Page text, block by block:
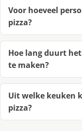
Voor hoeveel
pizza?
Hoe lang duurt het
te maken?
Uit welke keuken
pizza?